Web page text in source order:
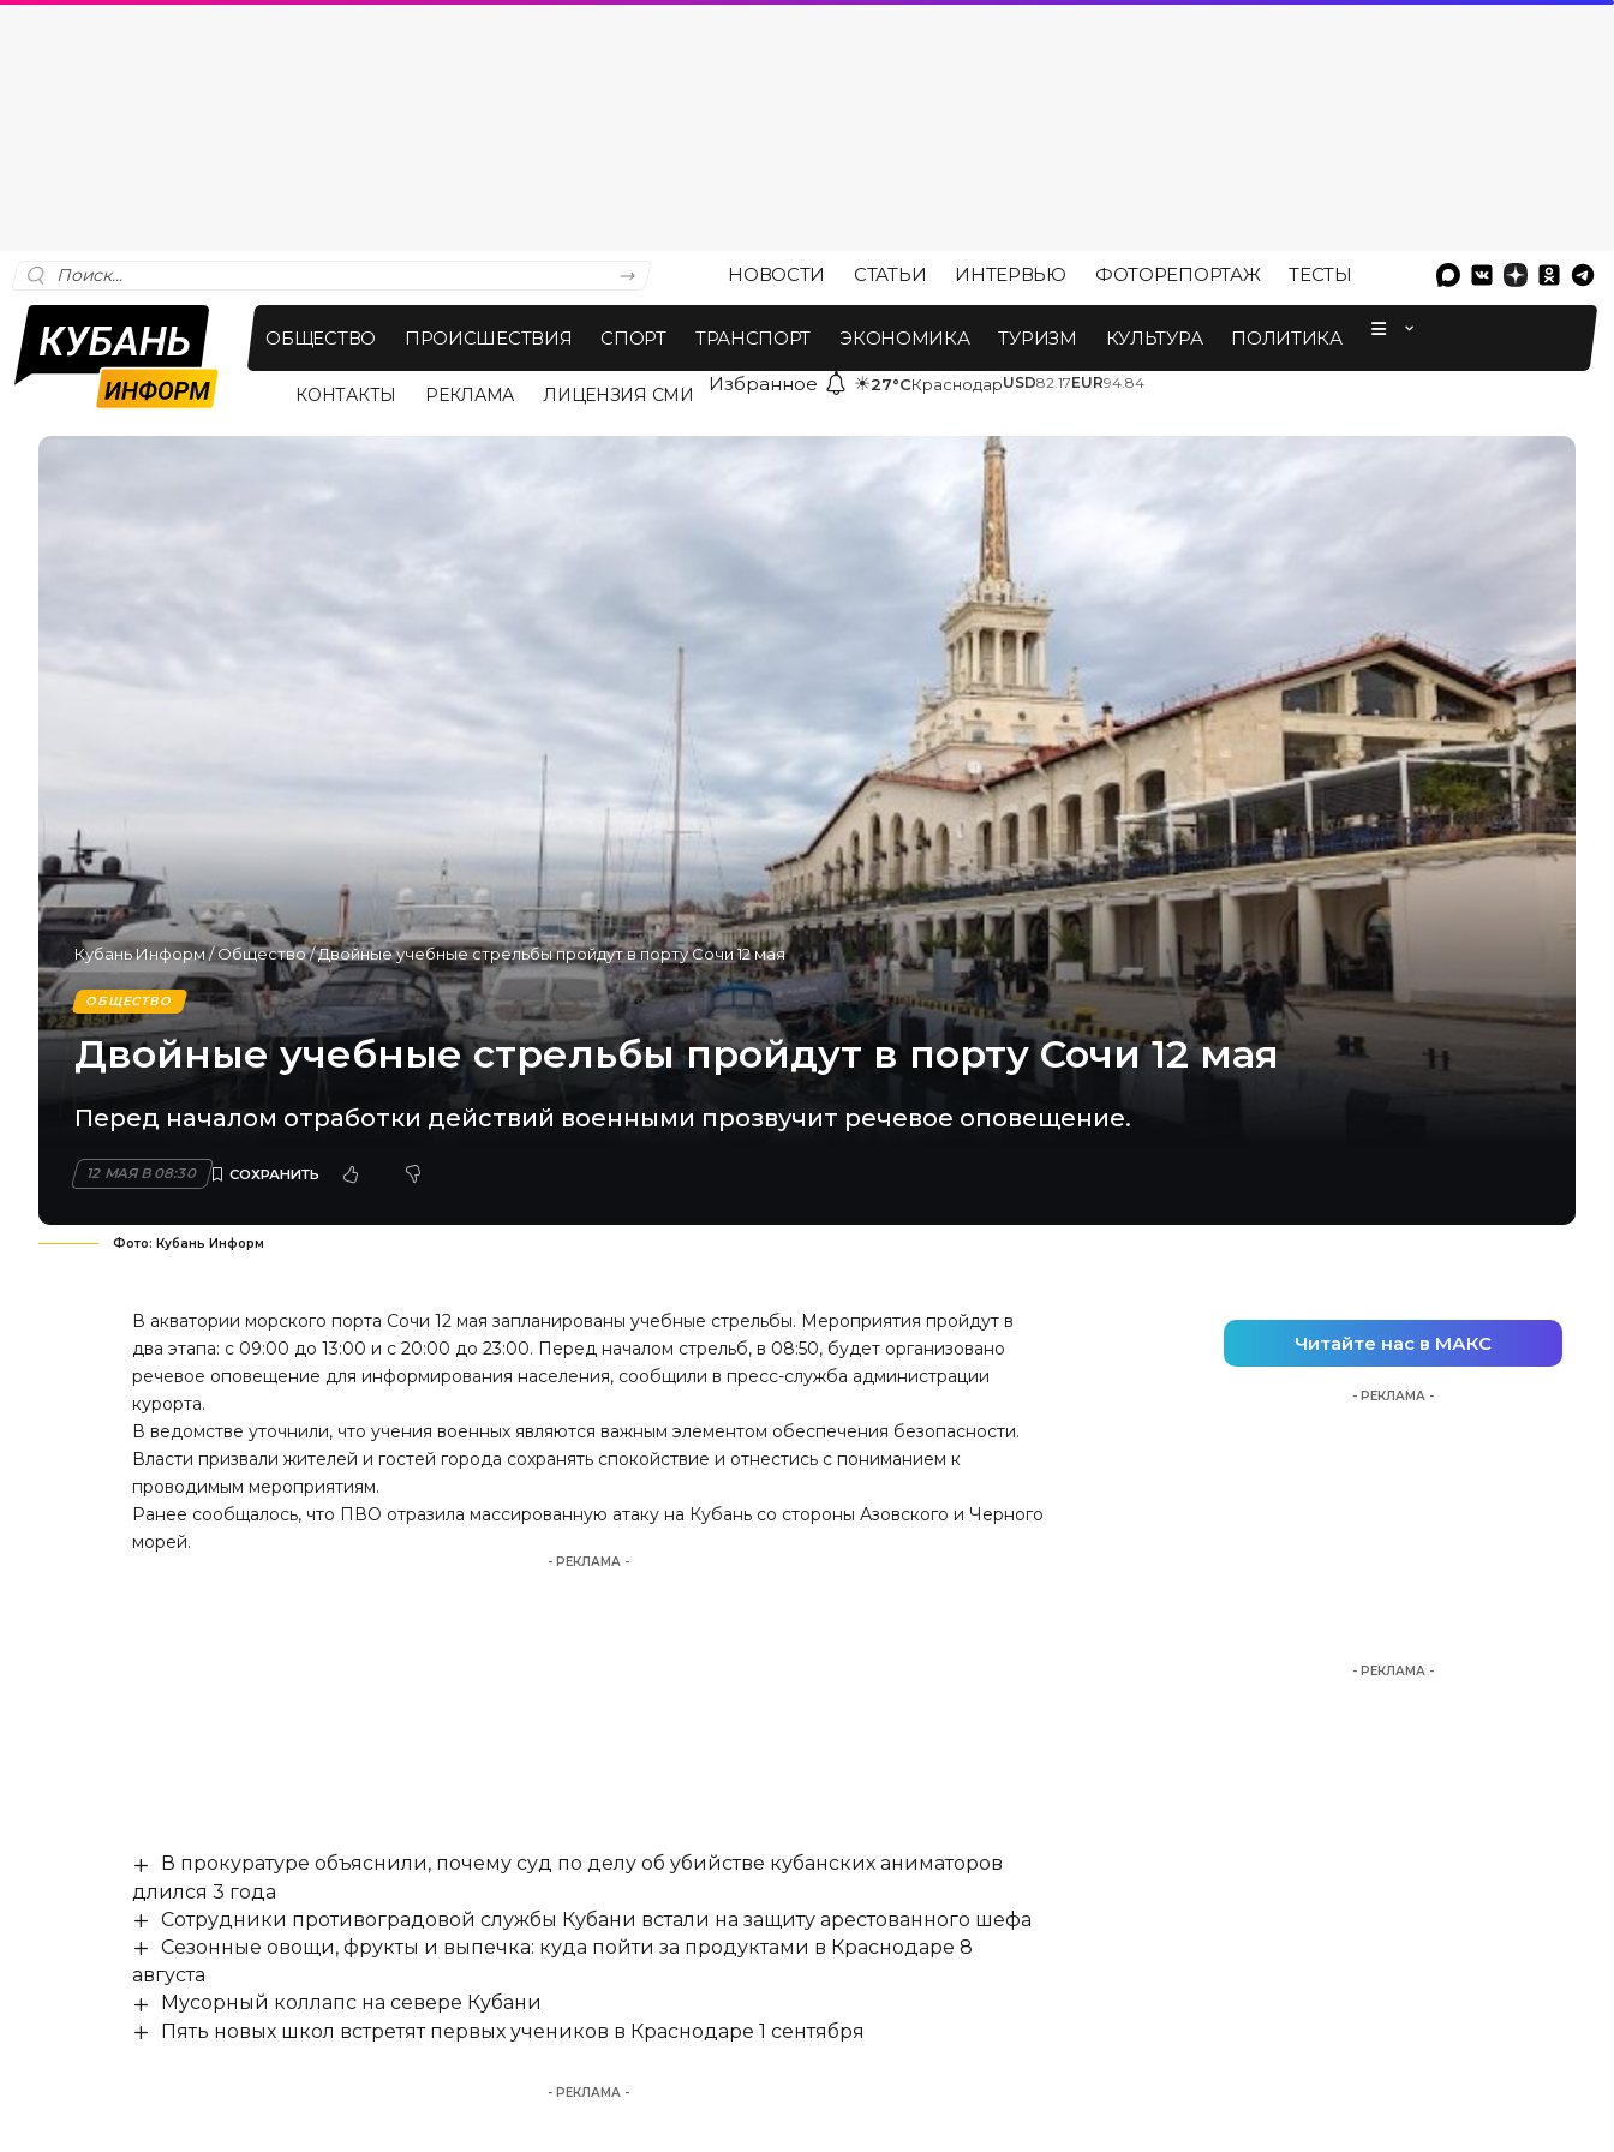
НОВОСТИ СТАТЬИ ИНТЕРВЬЮ ФОТОРЕПОРТАЖ ТЕСТЫ
ОБЩЕСТВО ПРОИСШЕСТВИЯ СПОРТ ТРАНСПОРТ ЭКОНОМИКА ТУРИЗМ КУЛЬТУРА ПОЛИТИКА
КОНТАКТЫ РЕКЛАМА ЛИЦЕНЗИЯ СМИ Избранное ☀27°CКраснодарUSD82.17EUR94.84
Кубань Информ/Общество/Двойные учебные стрельбы пройдут в порту Сочи 12 мая
ОБЩЕСТВО
Двойные учебные стрельбы пройдут в порту Сочи 12 мая
Перед началом отработки действий военными прозвучит речевое оповещение.
12 МАЯ В 08:30
Фото: Кубань Информ
В акватории морского порта Сочи 12 мая запланированы учебные стрельбы. Мероприятия пройдут в
два этапа: с 09:00 до 13:00 и с 20:00 до 23:00. Перед началом стрельб, в 08:50, будет организовано
речевое оповещение для информирования населения, сообщили в пресс-служба администрации
курорта.
В ведомстве уточнили, что учения военных являются важным элементом обеспечения безопасности.
Власти призвали жителей и гостей города сохранять спокойствие и отнестись с пониманием к
проводимым мероприятиям.
Ранее сообщалось, что ПВО отразила массированную атаку на Кубань со стороны Азовского и Черного
морей.
- РЕКЛАМА -
В прокуратуре объяснили, почему суд по делу об убийстве кубанских аниматоров
длился 3 года
Сотрудники противоградовой службы Кубани встали на защиту арестованного шефа
Сезонные овощи, фрукты и выпечка: куда пойти за продуктами в Краснодаре 8
августа
Мусорный коллапс на севере Кубани
Пять новых школ встретят первых учеников в Краснодаре 1 сентября
- РЕКЛАМА -
Читайте нас в МАКС
- РЕКЛАМА -
- РЕКЛАМА -